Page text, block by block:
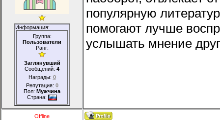
Информация:
Группа:
Пользователи
Заглянувший
Сообщений: 4
Награды: 0
Репутация: 0
Пол: Мужчина
Страна:
популярную
помогают лучше
услышать мнение
Offline